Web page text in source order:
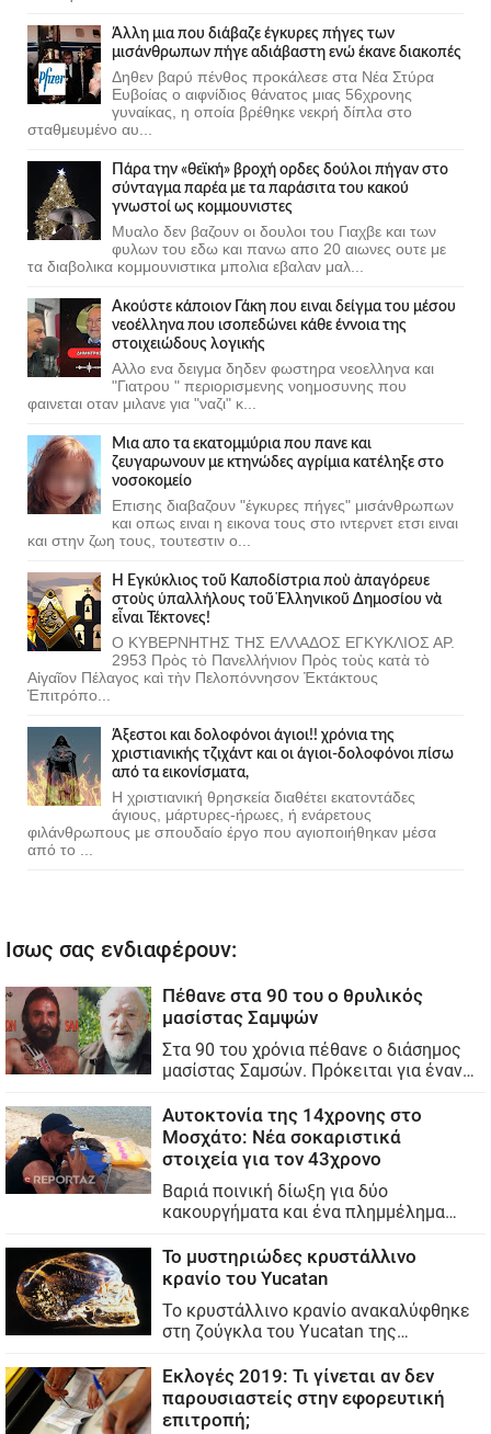
Άλλη μια που διάβαζε έγκυρες πήγες των
μισάνθρωπων πήγε αδιάβαστη ενώ έκανε διακοπές
Δηθεν βαρύ πένθος προκάλεσε στα Νέα Στύρα
Ευβοίας ο αιφνίδιος θάνατος μιας 56χρονης
γυναίκας, η οποία βρέθηκε νεκρή δίπλα στο
σταθμευμένο αυ...
Πάρα την «θεϊκή» βροχή ορδες δούλοι πήγαν στο
σύνταγμα παρέα με τα παράσιτα του κακού
γνωστοί ως κομμουνιστες
Μυαλο δεν βαζουν οι δουλοι του Γιαχβε και των
φυλων του εδω και πανω απο 20 αιωνες ουτε με
τα διαβολικα κομμουνιστικα μπολια εβαλαν μαλ...
Ακούστε κάποιον Γάκη που ειναι δείγμα του μέσου
νεοέλληνα που ισοπεδώνει κάθε έννοια της
στοιχειώδους λογικής
Αλλο ενα δειγμα δηδεν φωστηρα νεοελληνα και
"Γιατρου " περιορισμενης νοημοσυνης που
φαινεται οταν μιλανε για "ναζι" κ...
Μια απο τα εκατομμύρια που πανε και
ζευγαρωνουν με κτηνώδες αγρίμια κατέληξε στο
νοσοκομείο
Επισης διαβαζουν "έγκυρες πήγες" μισάνθρωπων
και οπως ειναι η εικονα τους στο ιντερνετ ετσι ειναι
και στην ζωη τους, τουτεστιν ο...
Ἡ Ἐγκύκλιος τοῦ Καποδίστρια ποὺ ἀπαγόρευε
στοὺς ὑπαλλήλους τοῦ Ἑλληνικοῦ Δημοσίου νὰ
εἶναι Τέκτονες!
Ο ΚΥΒΕΡΝΗΤΗΣ ΤΗΣ ΕΛΛΑΔΟΣ ΕΓΚΥΚΛΙΟΣ ΑΡ.
2953 Πρὸς τὸ Πανελλήνιον Πρὸς τοὺς κατὰ τὸ
Αἰγαῖον Πέλαγος καὶ τὴν Πελοπόννησον Ἐκτάκτους
Ἐπιτρόπο...
Άξεστοι και δολοφόνοι άγιοι!! χρόνια της
χριστιανικής τζιχάντ και οι άγιοι-δολοφόνοι πίσω
από τα εικονίσματα,
Η χριστιανική θρησκεία διαθέτει εκατοντάδες
άγιους, μάρτυρες-ήρωες, ή ενάρετους
φιλάνθρωπους με σπουδαίο έργο που αγιοποιήθηκαν μέσα
από το ...